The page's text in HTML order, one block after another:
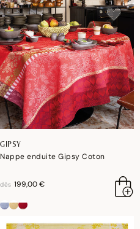
GIPSY
Nappe enduite Gipsy Coton
dès 199,00 €